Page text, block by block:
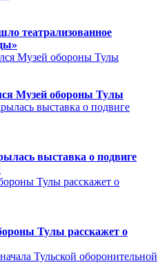
театрализованное
Музей обороны Тулы
выставка о подвиге
Тулы расскажет о